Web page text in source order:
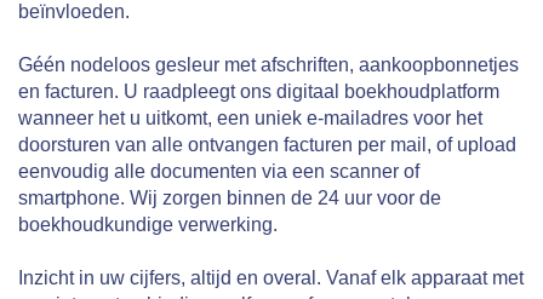
beïnvloeden.
Géén nodeloos gesleur met afschriften, aankoopbonnetjes
en facturen. U raadpleegt ons digitaal boekhoudplatform
wanneer het u uitkomt, een uniek e-mailadres voor het
doorsturen van alle ontvangen facturen per mail, of upload
eenvoudig alle documenten via een scanner of
smartphone. Wij zorgen binnen de 24 uur voor de
boekhoudkundige verwerking.
Inzicht in uw cijfers, altijd en overal. Vanaf elk apparaat met